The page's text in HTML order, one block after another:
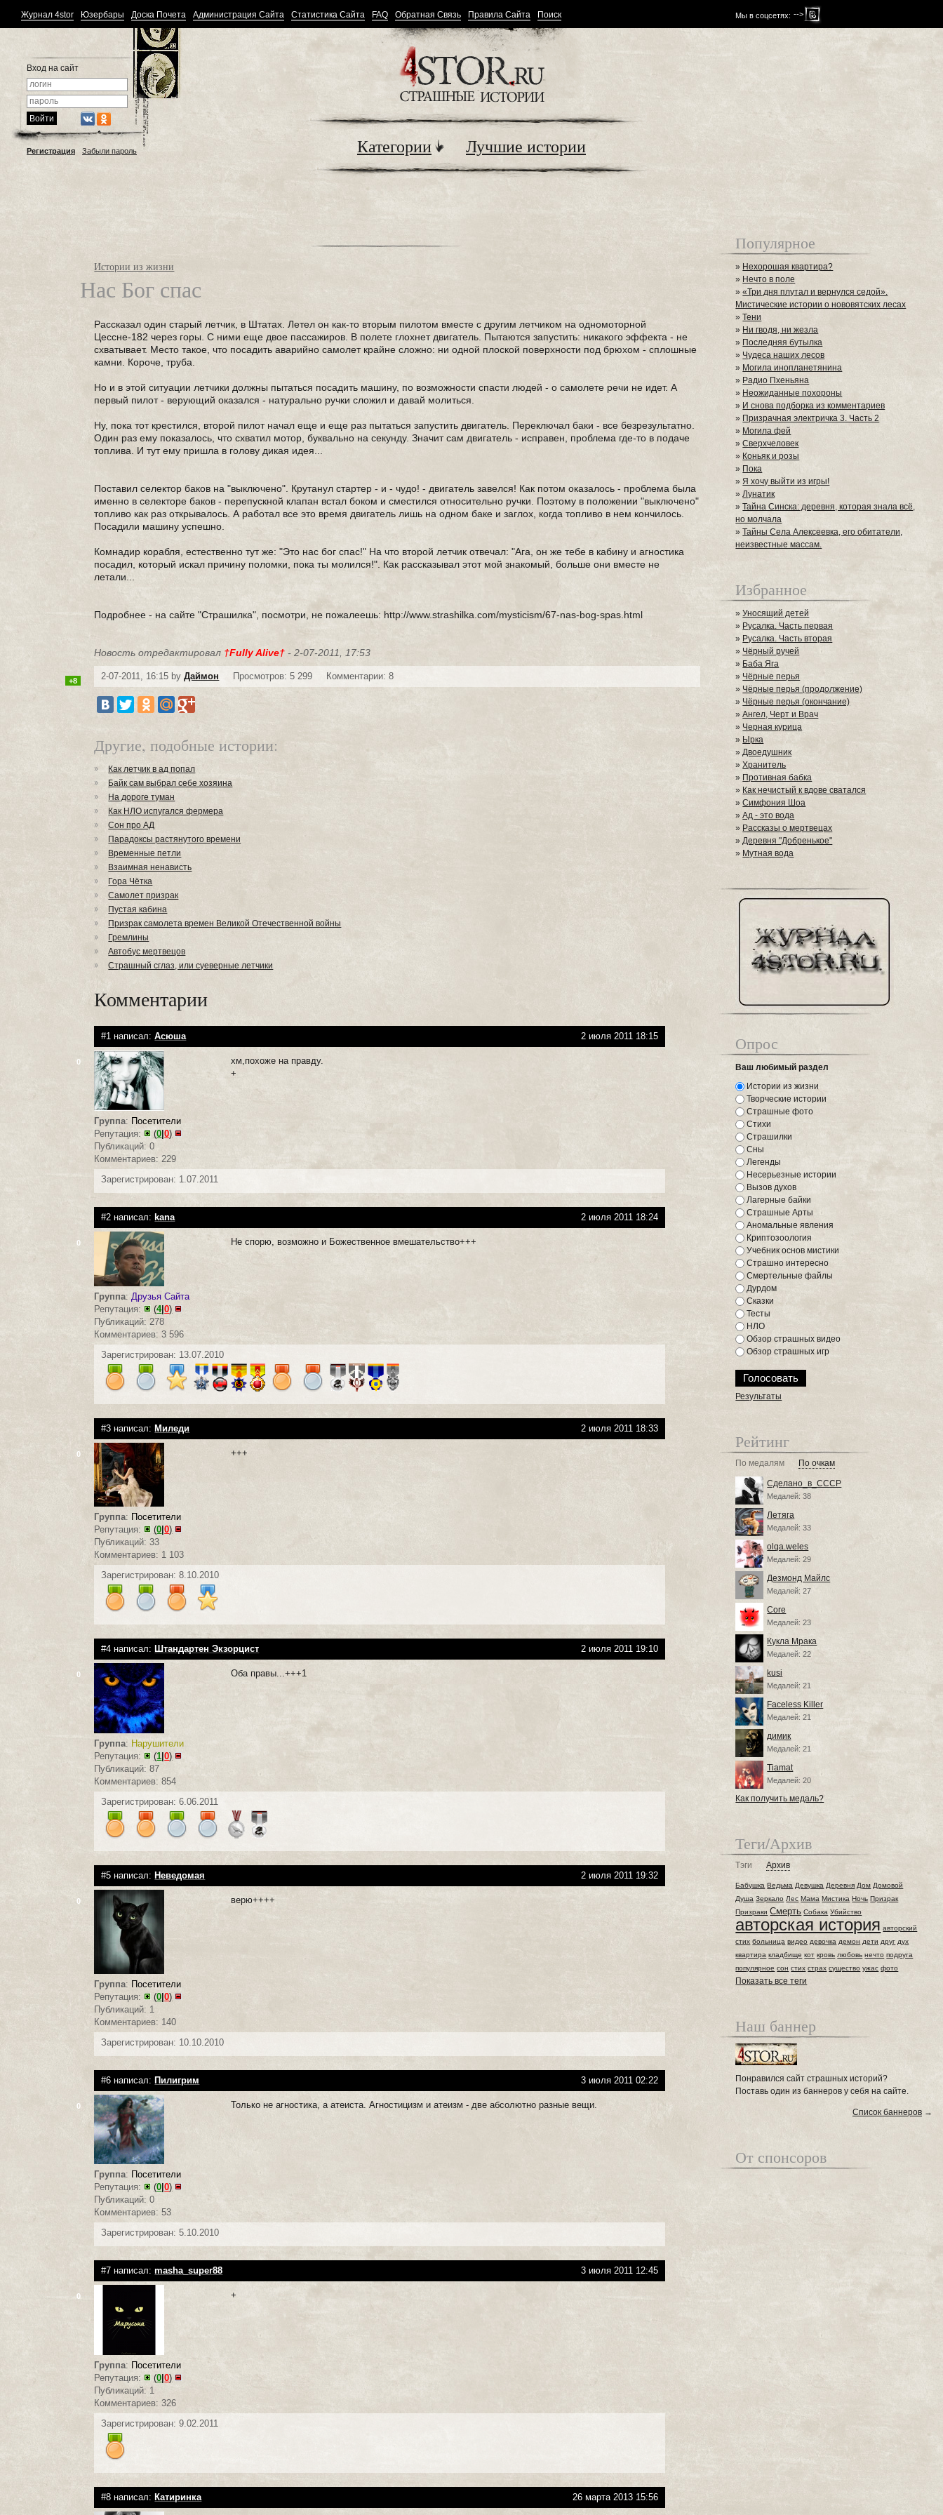
Мы в соцсетях: -->
Журнал 4stor Юзербары Доска Почета Администрация Сайта Статистика Сайта FAQ Обратная Связь Правила Сайта Поиск
Вход на сайт
Регистрация Забыли пароль Категории Лучшие истории
Истории из жизни
Нас Бог спас
Рассказал один старый летчик, в Штатах. Летел он как-то вторым пилотом вместе с другим летчиком на одномоторной
Цессне-182 через горы. С ними еще двое пассажиров. В полете глохнет двигатель. Пытаются запустить: никакого эффекта - не
схватывает. Место такое, что посадить аварийно самолет крайне сложно: ни одной плоской поверхности под брюхом - сплошные
камни. Короче, труба.
Но и в этой ситуации летчики должны пытаться посадить машину, по возможности спасти людей - о самолете речи не идет. А
первый пилот - верующий оказался - натурально ручки сложил и давай молиться.
Ну, пока тот крестился, второй пилот начал еще и еще раз пытаться запустить двигатель. Переключал баки - все безрезультатно.
Один раз ему показалось, что схватил мотор, буквально на секунду. Значит сам двигатель - исправен, проблема где-то в подаче
топлива. И тут ему пришла в голову дикая идея...
Поставил селектор баков на "выключено". Крутанул стартер - и - чудо! - двигатель завелся! Как потом оказалось - проблема была
именно в селекторе баков - перепускной клапан встал боком и сместился относительно ручки. Поэтому в положении "выключено"
топливо как раз открывалось. А работал все это время двигатель лишь на одном баке и заглох, когда топливо в нем кончилось.
Посадили машину успешно.
Комнадир корабля, естественно тут же: "Это нас бог спас!" На что второй летчик отвечал: "Ага, он же тебе в кабину и агностика
посадил, который искал причину поломки, пока ты молился!". Как рассказывал этот мой знакомый, больше они вместе не
летали...
Подробнее - на сайте "Страшилка", посмотри, не пожалеешь: http://www.strashilka.com/mysticism/67-nas-bog-spas.html
Новость отредактировал †Fully Alive† - 2-07-2011, 17:53
2-07-2011, 16:15 byДаймон Просмотров: 5 299 Комментарии: 8
+8
Другие, подобные истории:
Как летчик в ад попал
Байк сам выбрал себе хозяина
На дороге туман
Как НЛО испугался фермера
Сон про АД
Парадоксы растянутого времени
Временные петли
Взаимная ненависть
Гора Чётка
Самолет призрак
Пустая кабина
Призрак самолета времен Великой Отечественной войны
Гремлины
Автобус мертвецов
Страшный сглаз, или суеверные летчики
Комментарии
#1 написал:Асюша 2 июля 2011 18:15
0
Группа: Посетители
Репутация:
(0 |0)
Публикаций: 0
Комментариев: 229
хм,похоже на правду.
+
Зарегистрирован: 1.07.2011
#2 написал: kana 2 июля 2011 18:24
0
Группа:Друзья Сайта
Репутация:
(4|0)
Публикаций: 278
Комментариев: 3 596
Не спорю, возможно и Божественное вмешательство+++
Зарегистрирован: 13.07.2010
#3 написал: Миледи 2 июля 2011 18:33
0
Группа: Посетители
Репутация:
(0 |0)
Публикаций: 33
Комментариев: 1 103
+++
Зарегистрирован: 8.10.2010
#4 написал: Штандартен Экзорцист 2 июля 2011 19:10
0
Группа: Нарушители
Репутация:
(1 |0)
Публикаций: 87
Комментариев: 854
Оба правы...+++1
Зарегистрирован: 6.06.2011
#5 написал: Неведомая 2 июля 2011 19:32
0
Группа: Посетители
Репутация:
(0 |0)
Публикаций: 1
Комментариев: 140
верю++++
Зарегистрирован: 10.10.2010
#6 написал: Пилигрим 3 июля 2011 02:22
0
Группа: Посетители
Репутация:
(0 |0)
Публикаций: 0
Комментариев: 53
Только не агностика, а атеиста. Агностицизм и атеизм - две абсолютно разные вещи.
Зарегистрирован: 5.10.2010
#7 написал:masha_super88 3 июля 2011 12:45
0
Группа: Посетители
Репутация:
(0 |0)
Публикаций: 1
Комментариев: 326
+
Зарегистрирован: 9.02.2011
#8 написал: Катиринка 26 марта 2013 15:56
Популярное
» Нехорошая квартира?
» Нечто в поле
»«Три дня плутал и вернулся седой».
Мистические истории о нововятских лесах
»Тени
» Ни гводя, ни жезла
» Последняя бутылка
» Чудеса наших лесов
» Могила инопланетянина
» Радио Пхеньяна
» Неожиданные похороны
» И снова подборка из комментариев
» Призрачная электричка 3. Часть 2
» Могила фей
»Сверхчеловек
» Коньяк и розы
» Пока
»Я хочу выйти из игры!
»Лунатик
»Тайна Синска: деревня, которая знала всё,
но молчала
»Тайны Села Алексеевка, его обитатели,
неизвестные массам.
Избранное
»Уносящий детей
» Русалка. Часть первая
» Русалка. Часть вторая
» Чёрный ручей
» Баба Яга
»Чёрные перья
» Чёрные перья (продолжение)
» Чёрные перья (окончание)
»Ангел, Черт и Врач
» Черная курица
» Ырка
»Двоедушник
»Хранитель
» Противная бабка
» Как нечистый к вдове сватался
»Симфония Шоа
»Ад - это вода
» Рассказы о мертвецах
»Деревня "Добренькое"
» Мутная вода
Опрос
Ваш любимый раздел
Истории из жизни
Творческие истории
Страшные фото
Стихи
Страшилки
Сны
Легенды
Несерьезные истории
Вызов духов
Лагерные байки
Страшные Арты
Аномальные явления
Криптозоология
Учебник основ мистики
Страшно интересно
Смертельные файлы
Дурдом
Сказки
Тесты
НЛО
Обзор страшных видео
Обзор страшных игр
Результаты
Рейтинг
По медалям По очкам
Сделано_в_СССР
Медалей: 38
Летяга
Медалей: 33
olqa.weles
Медалей: 29
Дезмонд Майлс
Медалей: 27
Core
Медалей: 23
Кукла Мрака
Медалей: 22
kusi
Медалей: 21
Faceless Killer
Медалей: 21
димик
Медалей: 21
Tiamat
Медалей: 20
Как получить медаль?
Теги/Архив
Тэги Архив
Бабушка Ведьма Девушка Деревня Дом Домовой
Душа Зеркало Лес Мама Мистика Ночь Призрак
Призраки Смерть Собака Убийство
авторская история авторский
стих больница видео девочка демон дети друг дух
квартира кладбище кот кровь любовь нечто подруга
популярное сон стих страх существо ужас фото
Показать все теги
Наш баннер
Понравился сайт страшных историй?
Поставь один из баннеров у себя на сайте.
Список баннеров →
От спонсоров